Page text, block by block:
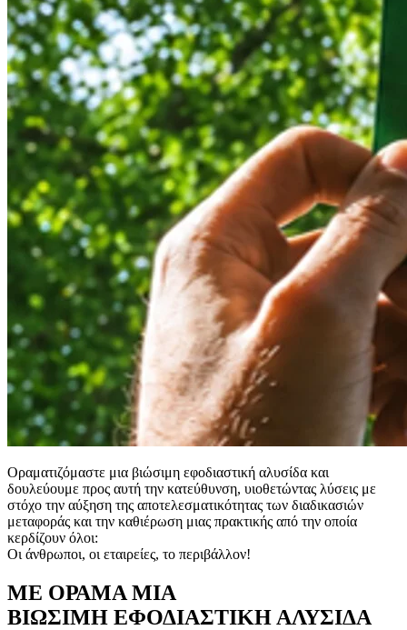
Οραματιζόμαστε μια βιώσιμη εφοδιαστική αλυσίδα και
δουλεύουμε προς αυτή την κατεύθυνση, υιοθετώντας λύσεις με
στόχο την αύξηση της αποτελεσματικότητας των διαδικασιών
μεταφοράς και την καθιέρωση μιας πρακτικής από την οποία
κερδίζουν όλοι:
Οι άνθρωποι, οι εταιρείες, το περιβάλλον!
ΜΕ ΟΡΑΜΑ ΜΙΑ
ΒΙΩΣΙΜΗ ΕΦΟΔΙΑΣΤΙΚΗ ΑΛΥΣΙΔΑ